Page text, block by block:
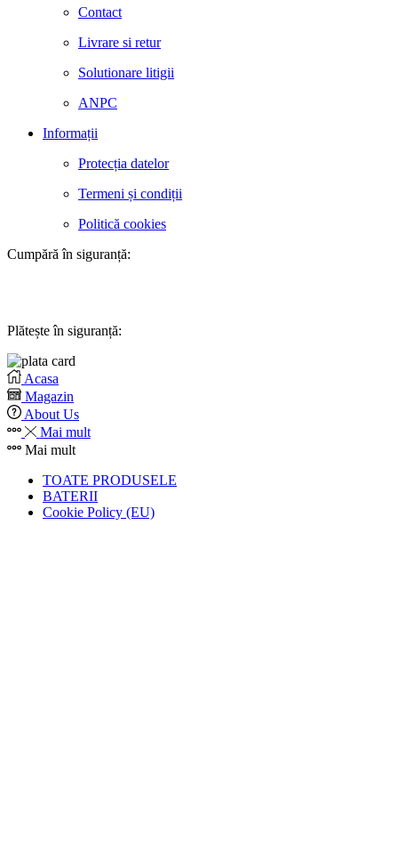
Contact
Livrare si retur
Solutionare litigii
ANPC
Informații
Protecția datelor
Termeni și condiții
Politică cookies
Cumpără în siguranță:
Plătește în siguranță:
Acasa
Magazin
About Us
Mai mult
Mai mult
TOATE PRODUSELE
BATERII
Cookie Policy (EU)